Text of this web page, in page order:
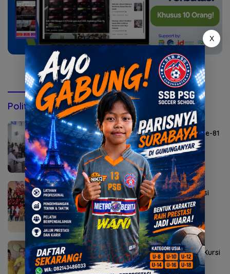
Konsultasi via WhatsApp
Politik & Pemerintahan
Agustus 6, 2026
Lomba Agustusan Semarakkan HUT RI ke-81
di Mojokerto
Agustus 5, 2026
Sekolah Rakyat Kedung Cowek Diapreasi
DPRD Surabaya
Agustus 2, 2026
Golkar Mojokerto Panasi Mesin Incar 10 Kursi
DPRD 2029
X